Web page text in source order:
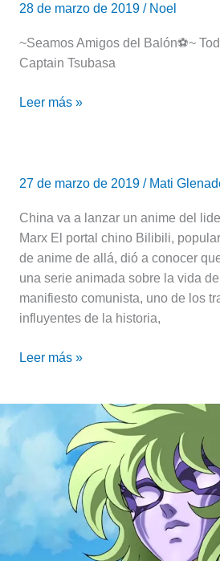
28 de marzo de 2019 / Noel
~Seamos Amigos del Balón⚽~
Captain Tsubasa
Leer más »
27 de marzo de 2019 / Mati
China va a lanzar un anime del
Marx El portal chino Bilibili,
de anime de allá, dió a conocer
una serie animada sobre la vida
manifiesto comunista, uno de los
influyentes de la historia,
anime
Karl
Marx
Leer más »
24
Nacimiento
de
Shaina
Ofiuco